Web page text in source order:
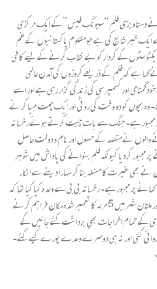
دستاویزی فلم “سیونگ فیس” کے ایک مرکزی
خبر شایع کی ہے جو مظلوم پاکستانیوں کے غم
کے کردار کو بے نقاب کرنے کے لیے کافی
ہے کہ فلم کے ذریعے کروڑوں کی آمدن عالمی
خودگمنامی اور کسمپرسی کی زندگی گزار رہی ہے اور اسے
وہ بچوں کو دو وقت کی روٹی اور ایک چھت مہیا کرنے
مجبور ہے۔ جنگ سے بات چیت کرتے ہوئے رخسانہ
والوں نے مقصد کے حصول اور نام و دولت حاصل
کردیا کیونکہ فلم بنوانے کی پاداش میں شوہر
بھی غیرت کا مسئلہ بنا کر سہارا دینے سے انکار
پر مجبور ہے۔ رخسانہ بی بی سے وعدہ کیا گیا تھا کہ
اسے رائلٹی کی مد ميں 3 ملين روپے اور ملتان شہر ميں 5 مرلہ کا تعمير شدہ مکان فراہم کرنے
کے تمام اخراجات بھي برداشت کئے جائيں گے
گئی اور نہ ہی دوسرے وعدے پورے کیے گئے۔